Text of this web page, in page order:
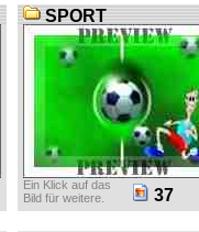
SPORT
Ein Klick auf das
Bild für weitere.
37